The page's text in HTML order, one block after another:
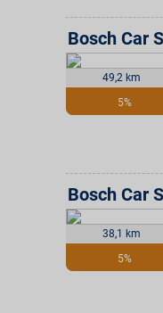
49,2 km
5%
Bosch Car
38,1 km
5%
Bosch Car